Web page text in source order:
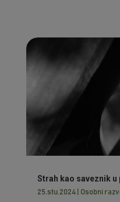
Strah kao saveznik
25.stu.2024| Osobni